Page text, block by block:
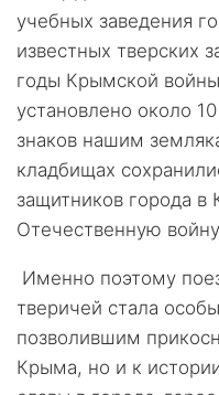
учебных заведения
известных тверских
годы Крымской
установлено около
знаков нашим
кладбищах
защитников города
Отечественную
Именно поэтому
тверичей стала
позволившим
Крыма, но и к